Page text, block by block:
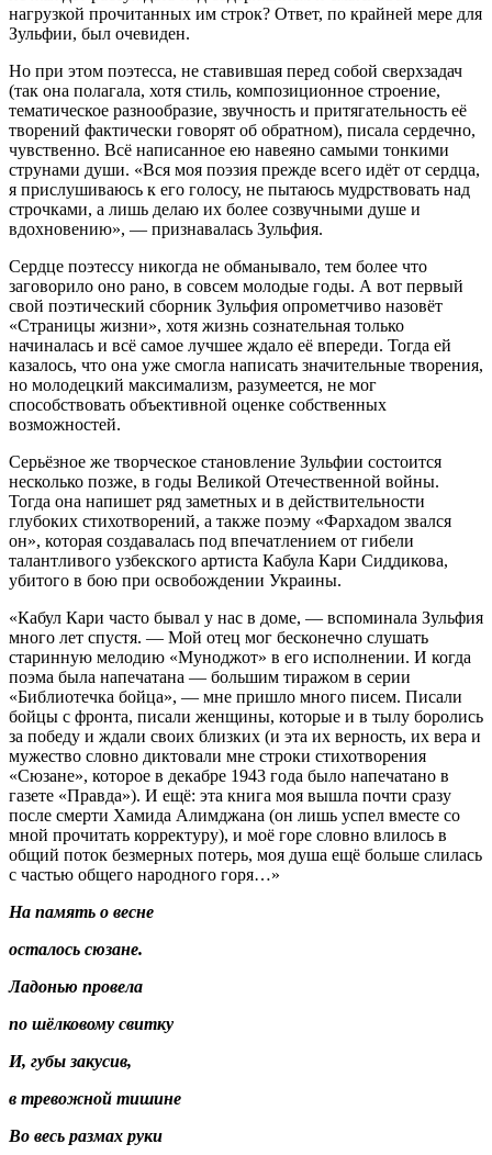
нагрузкой прочитанных им строк? Ответ, по крайней мере для
Зульфии, был очевиден.
Но при этом поэтесса, не ставившая перед собой сверхзадач
(так она полагала, хотя стиль, композиционное строение,
тематическое разнообразие, звучность и притягательность её
творений фактически говорят об обратном), писала сердечно,
чувственно. Всё написанное ею навеяно самыми тонкими
струнами души. «Вся моя поэзия прежде всего идёт от сердца,
я прислушиваюсь к его голосу, не пытаюсь мудрствовать над
строчками, а лишь делаю их более созвучными душе и
вдохновению», — признавалась Зульфия.
Сердце поэтессу никогда не обманывало, тем более что
заговорило оно рано, в совсем молодые годы. А вот первый
свой поэтический сборник Зульфия опрометчиво назовёт
«Страницы жизни», хотя жизнь сознательная только
начиналась и всё самое лучшее ждало её впереди. Тогда ей
казалось, что она уже смогла написать значительные творения,
но молодецкий максимализм, разумеется, не мог
способствовать объективной оценке собственных
возможностей.
Серьёзное же творческое становление Зульфии состоится
несколько позже, в годы Великой Отечественной войны.
Тогда она напишет ряд заметных и в действительности
глубоких стихотворений, а также поэму «Фархадом звался
он», которая создавалась под впечатлением от гибели
талантливого узбекского артиста Кабула Кари Сиддикова,
убитого в бою при освобождении Украины.
«Кабул Кари часто бывал у нас в доме, — вспоминала Зульфия
много лет спустя. — Мой отец мог бесконечно слушать
старинную мелодию «Муноджот» в его исполнении. И когда
поэма была напечатана — большим тиражом в серии
«Библиотечка бойца», — мне пришло много писем. Писали
бойцы с фронта, писали женщины, которые и в тылу боролись
за победу и ждали своих близких (и эта их верность, их вера и
мужество словно диктовали мне строки стихотворения
«Сюзане», которое в декабре 1943 года было напечатано в
газете «Правда»). И ещё: эта книга моя вышла почти сразу
после смерти Хамида Алимджана (он лишь успел вместе со
мной прочитать корректуру), и моё горе словно влилось в
общий поток безмерных потерь, моя душа ещё больше слилась
с частью общего народного горя…»
На память о весне
осталось сюзане.
Ладонью провела
по шёлковому свитку
И, губы закусив,
в тревожной тишине
Во весь размах руки